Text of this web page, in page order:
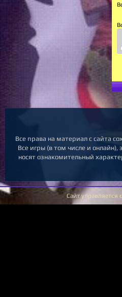
Все права на материал с сайта
Все игры (в том числе и
носят ознакомительный
Сайт управляется